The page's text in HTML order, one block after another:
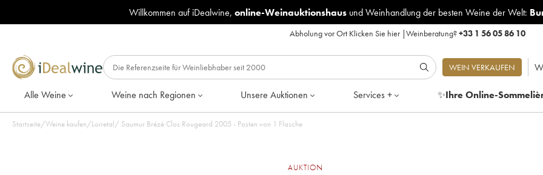
Willkommen auf iDealwine, online-Weinauktionshausund Weinhandlung der besten Weine der Welt:
Abholung vor Ort Klicken Sie hier|Weinberatung?+33 1 56 05 86 10
WEIN VERKAUFEN
Alle Weine Weine nach Regionen Unsere Auktionen Services + ✨Ihre Online-
Startseite/Weine kaufen/Loiretal/ Saumur Brézé Clos Rougeard 2005 - Posten von 1 Flasche
AUKTION